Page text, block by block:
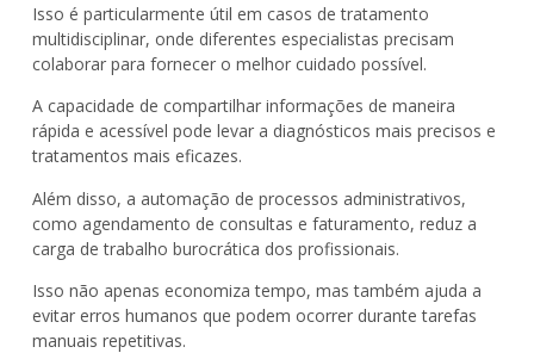
Isso é particularmente útil em casos de tratamento
multidisciplinar, onde diferentes especialistas precisam
colaborar para fornecer o melhor cuidado possível.
A capacidade de compartilhar informações de maneira
rápida e acessível pode levar a diagnósticos mais precisos e
tratamentos mais eficazes.
Além disso, a automação de processos administrativos,
como agendamento de consultas e faturamento, reduz a
carga de trabalho burocrática dos profissionais.
Isso não apenas economiza tempo, mas também ajuda a
evitar erros humanos que podem ocorrer durante tarefas
manuais repetitivas.